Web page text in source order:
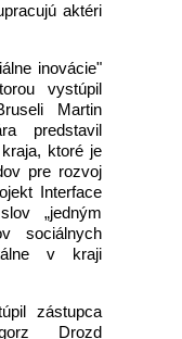
aktéri
inovácie"
vystúpil
Martin
predstavil
ktoré je
pre rozvoj
Interface
„jedným
sociálnych
v kraji
zástupca
Drozd